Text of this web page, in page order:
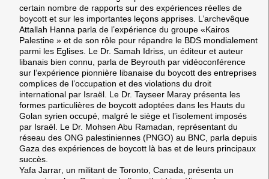
certain nombre de rapports sur des expériences réelles de
boycott et sur les importantes leçons apprises. L’archevêque
Attallah Hanna parla de l’expérience du groupe «Kairos
Palestine » et de son rôle pour répandre le BDS mondialement
parmi les Eglises. Le Dr. Samah Idriss , un éditeur et auteur
libanais bien connu, parla de Beyrouth par vidéoconférence
sur l’expérience pionnière libanaise du boycott des entreprises
complices de l’occupation et des violations du droit
international par Israël. Le Dr. Tayseer Maray présenta les
formes particulières de boycott adoptées dans les Hauts du
Golan syrien occupé, malgré le siège et l’isolement imposés
par Israël. Le Dr. Mohsen Abu Ramadan , représentant du
réseau des ONG palestiniennes (PNGO) au BNC, parla depuis
Gaza des expériences de boycott là bas et de leurs principaux
succès.
Yafa Jarrar , un militant de Toronto, Canada, présenta un